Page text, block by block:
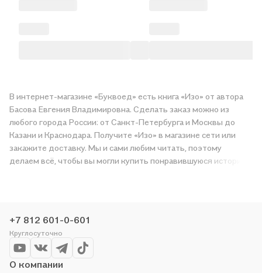
В интернет-магазине «Буквоед» есть книга «Изо» от автора
Басова Евгения Владимировна. Сделать заказ можно из
любого города России: от Санкт-Петербурга и Москвы до
Казани и Краснодара. Получите «Изо» в магазине сети или
закажите доставку. Мы и сами любим читать, поэтому
делаем всё, чтобы вы могли купить понравившуюся историю
+7 812 601-0-601
Круглосуточно
О компании